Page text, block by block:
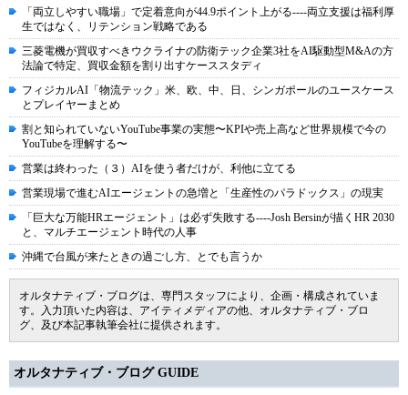
「両立しやすい職場」で定着意向が44.9ポイント上がる----両立支援は福利厚
生ではなく、リテンション戦略である
三菱電機が買収すべきウクライナの防衛テック企業3社をAI駆動型M&Aの方
法論で特定、買収金額を割り出すケーススタディ
フィジカルAI「物流テック」米、欧、中、日、シンガポールのユースケース
とプレイヤーまとめ
割と知られていないYouTube事業の実態〜KPIや売上高など世界規模で今の
YouTubeを理解する〜
営業は終わった（３）AIを使う者だけが、利他に立てる
営業現場で進むAIエージェントの急増と「生産性のパラドックス」の現実
「巨大な万能HRエージェント」は必ず失敗する----Josh Bersinが描くHR 2030
と、マルチエージェント時代の人事
沖縄で台風が来たときの過ごし方、とでも言うか
オルタナティブ・ブログは、専門スタッフにより、企画・構成されていま
す。入力頂いた内容は、アイティメディアの他、オルタナティブ・ブロ
グ、及び本記事執筆会社に提供されます。
オルタナティブ・ブログ GUIDE